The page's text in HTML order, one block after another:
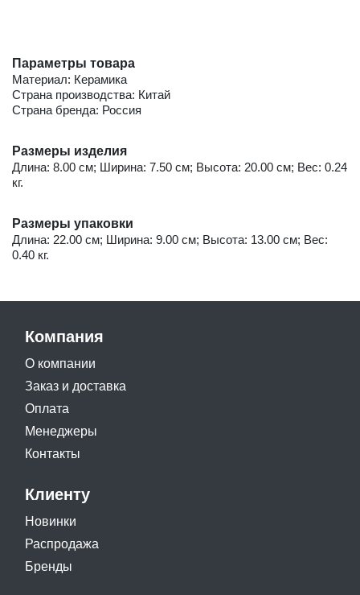
Параметры товара
Материал: Керамика
Страна производства: Китай
Страна бренда: Россия
Размеры изделия
Длина: 8.00 см; Ширина: 7.50 см; Высота: 20.00 см; Вес: 0.24
кг.
Размеры упаковки
Длина: 22.00 см; Ширина: 9.00 см; Высота: 13.00 см; Вес:
0.40 кг.
Компания
О компании
Заказ и доставка
Оплата
Менеджеры
Контакты
Клиенту
Новинки
Распродажа
Бренды